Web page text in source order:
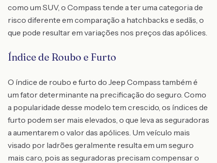
como um SUV, o Compass tende a ter uma categoria de
risco diferente em comparação a hatchbacks e sedãs, o
que pode resultar em variações nos preços das apólices.
Índice de Roubo e Furto
O índice de roubo e furto do Jeep Compass também é
um fator determinante na precificação do seguro. Como
a popularidade desse modelo tem crescido, os índices de
furto podem ser mais elevados, o que leva as seguradoras
a aumentarem o valor das apólices. Um veículo mais
visado por ladrões geralmente resulta em um seguro
mais caro, pois as seguradoras precisam compensar o